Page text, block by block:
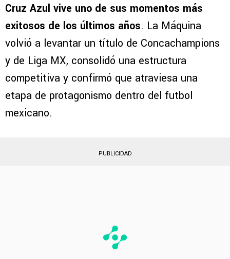
Cruz Azul vive uno de sus momentos más
exitosos de los últimos años. La Máquina
volvió a levantar un título de Concachampions
y de Liga MX, consolidó una estructura
competitiva y confirmó que atraviesa una
etapa de protagonismo dentro del futbol
mexicano.
PUBLICIDAD